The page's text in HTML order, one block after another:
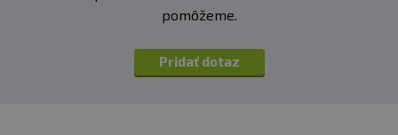
jablečná a kys. citronová, konzervanty sorban draselný
a benzoan sodný, nikotinamid (vitamin B3), sladidlo
sladidlo sukralóza, pyridoxin hydrochlorid (vitamin B6),
thiamin hydrochlorid (vitamin B1).
pomôžeme.
Pridať dotaz